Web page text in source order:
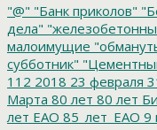
"@" "Банк приколов"
дела"
малоимущие
субботник"
112 2018 23 февраля
Марта 80 лет 80 лет
лет ЕАО 85_лет_ЕАО 9